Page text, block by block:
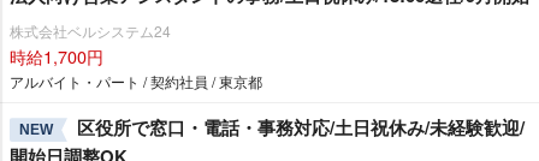
株式会社ベルシステム24
時給1,700円
アルバイト・パート / 契約社員 / 東京都
NEW
区役所で窓口・電話・事務対応/土日祝休み/未経験歓迎/